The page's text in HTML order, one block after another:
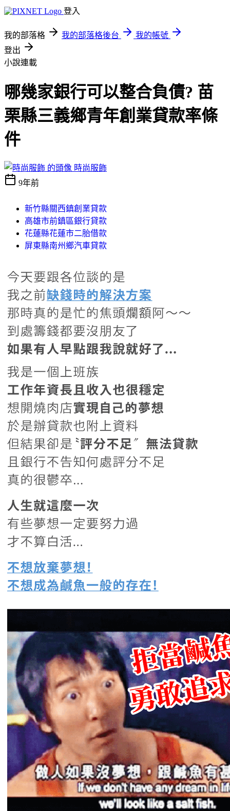
登入
我的部落格 我的部落格後台
我的帳號
登出
小說連載
哪幾家銀行可以整合負債? 苗
栗縣三義鄉青年創業貸款率條
件
時尚服飾
9年前
新竹縣關西鎮創業貸款
高雄市前鎮區銀行貸款
花蓮縣花蓮市二胎借款
屏東縣南州鄉汽車貸款